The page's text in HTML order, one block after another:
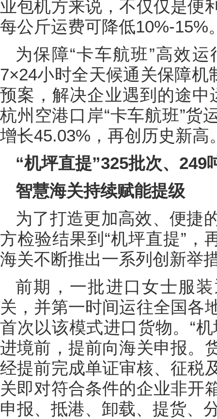
业包机方来说，不仅仅是便
每公斤运费可降低10%-15%
为保障“卡车航班”高效
7×24小时全天候通关保障机
预案，解决企业遇到的途
杭州空港口岸“卡车航班”货
增长45.03%，再创历史新高
“机坪直提”325批次、249
智慧海关持续赋能提级
为了打造更加高效、便捷
方检验结果到“机坪直提”，
海关不断推出一系列创新举
前期，一批进口女士服
关，并第一时间运往全国各
首次以该模式进口货物。“
进境前，提前向海关申报。
经提前完成单证审核、征税
关即对符合条件的企业非开
申报、抵港、卸载、提货、